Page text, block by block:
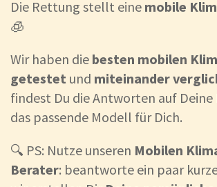
Die Rettung stellt eine mobile
🧊
Wir haben die besten mobilen
getestet und miteinander
findest Du die Antworten auf Deine
das passende Modell für Dich.
🔍 PS: Nutze unseren Mobilen
Berater: beantworte ein paar